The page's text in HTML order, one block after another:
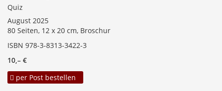
Quiz
August 2025
80 Seiten, 12 x 20 cm, Broschur
ISBN 978-3-8313-3422-3
10,– €
per Post bestellen